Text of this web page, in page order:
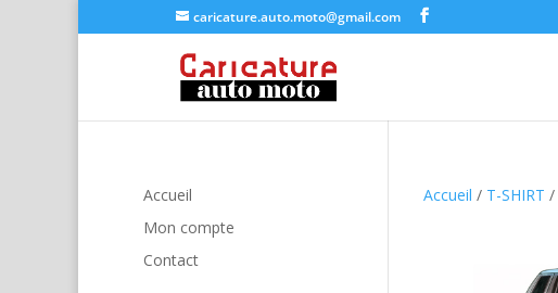
caricature.auto.moto@gmail.com
Accueil / T-SHIRT /
Accueil
Mon compte
Contact